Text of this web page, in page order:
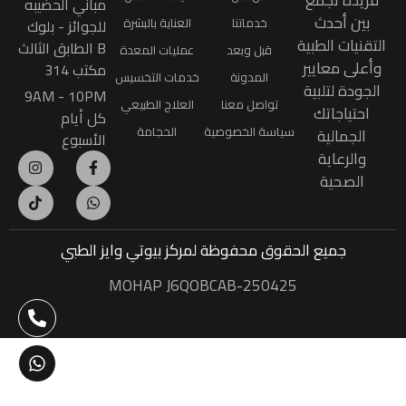
بين أحدث
التقنيات الطبية
وأعلى معايير
الجودة لتلبية
احتياجاتك
الجمالية
والرعاية
الصحية
خدماتنا
قبل وبعد
المدونة
تواصل معنا
سياسة الخصوصية
العناية بالبشرة
عمليات المعدة
خدمات التخسيس
العلاج الطبيعي
الحجامة
للجوائز - بلوك
B الطابق الثالث
مكتب 314
9AM - 10PM
كل أيام
الأسبوع
جميع الحقوق محفوظةلمركز بيوتي وايز الطبي
MOHAP J6QOBCAB-250425